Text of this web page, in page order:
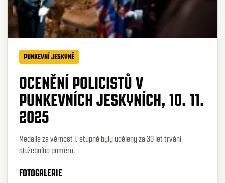
PUNKEVNÍ JESKYNĚ
OCENĚNÍ POLICISTŮ V
PUNKEVNÍCH JESKYNÍCH, 10. 11.
2025
Medaile za věrnost I. stupně byly uděleny za 30 let trvání
služebního poměru.
FOTOGALERIE